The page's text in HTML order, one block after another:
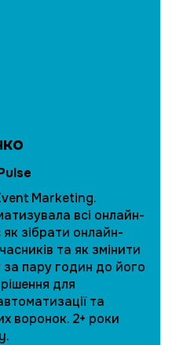
Marketing.
всі онлайн-
зібрати онлайн-
та як змінити
пару годин до його
для
та
воронок. 2+ роки